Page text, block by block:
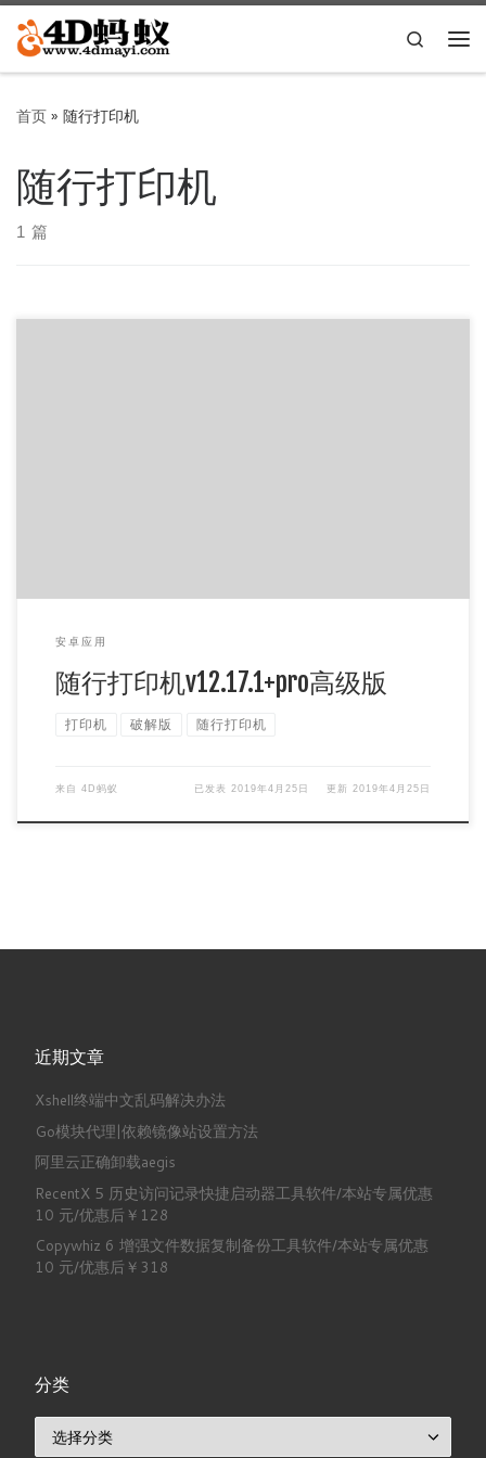
Skip to content
Search
首页» 随行打印机
随行打印机
1 篇
安卓应用
随行打印机v12.17.1+pro高级版
打印机 破解版 随行打印机
来自 4D蚂蚁 已发表 2019年4月25日 更新 2019年4月25日
近期文章
Xshell终端中文乱码解决办法
Go模块代理|依赖镜像站设置方法
阿里云正确卸载aegis
RecentX 5 历史访问记录快捷启动器工具软件/本站专属优惠
10 元/优惠后￥128
Copywhiz 6 增强文件数据复制备份工具软件/本站专属优惠
10 元/优惠后￥318
分类